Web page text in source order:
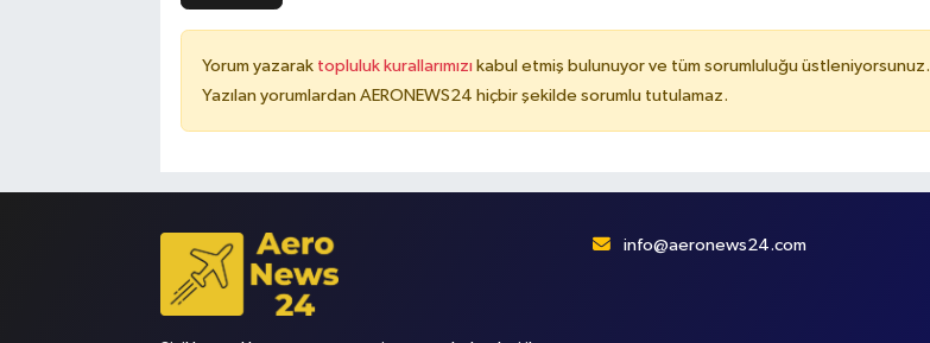
Yorum yazarak topluluk kurallarımızı kabul etmiş bulunuyor ve tüm sorumluluğu üstleniyorsunuz.
Yazılan yorumlardan AERONEWS24 hiçbir şekilde sorumlu tutulamaz.
info@aeronews24.com